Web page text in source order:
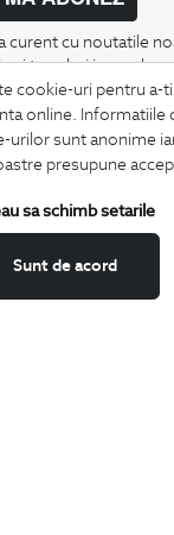
cookie-uri pentru a-
online. Informatiile
urilor sunt anonime
presupune
Sunt de acord
sa schimb setarile
curent cu noutatile
si trenduri in moda
CONCIERGE
Termeni si conditii
datelor